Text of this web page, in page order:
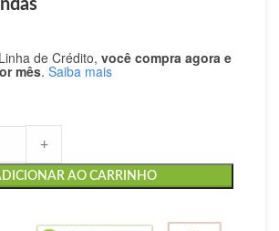
de Crédito, você compra agora e
mês. Saiba mais
+
AO CARRINHO